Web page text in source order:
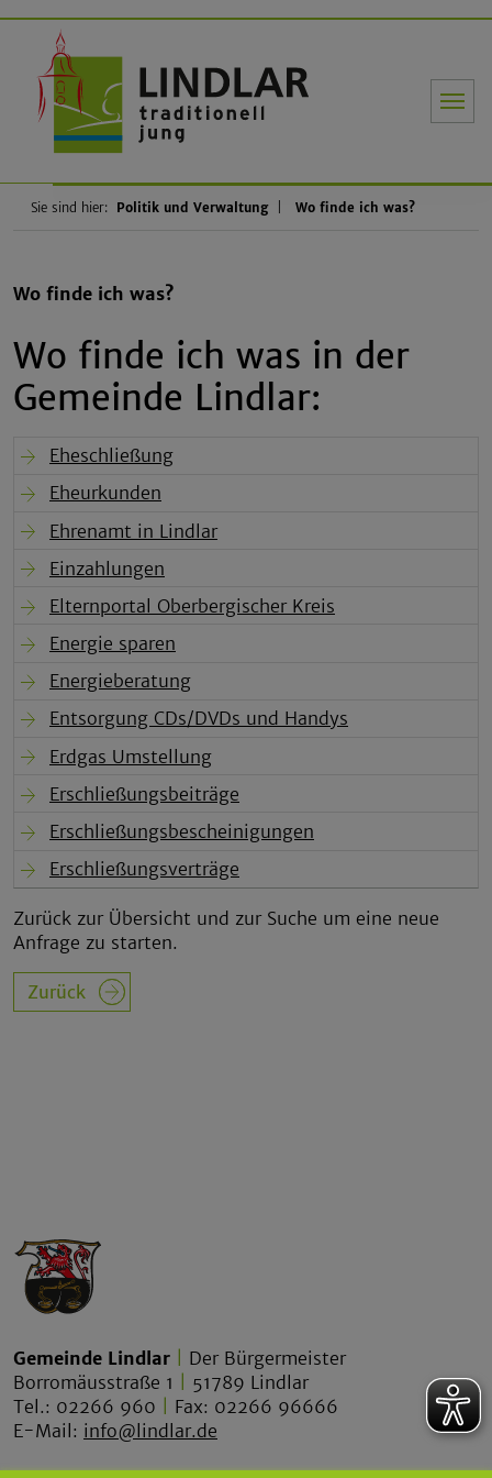
Sie sind hier: Politik und Verwaltung Wo finde ich was?
Wo finde ich was?
Wo finde ich was in der
Gemeinde Lindlar:
Eheschließung
Eheurkunden
Ehrenamt in Lindlar
Einzahlungen
Elternportal Oberbergischer Kreis
Energie sparen
Energieberatung
Entsorgung CDs/DVDs und Handys
Erdgas Umstellung
Erschließungsbeiträge
Erschließungsbescheinigungen
Erschließungsverträge
Zurück zur Übersicht und zur Suche um eine neue
Anfrage zu starten.
Zurück
Gemeinde Lindlar
Der Bürgermeister
Borromäusstraße 1
51789 Lindlar
Tel.: 02266 960
Fax: 02266 96666
E-Mail: info@lindlar.de